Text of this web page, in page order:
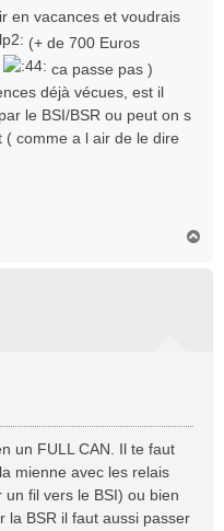
en vacances et voudrais
(+ de 700 Euros
ca passe pas )
déjà vécues, est il
le BSI/BSR ou peut on s
comme a l air de le dire
un FULL CAN. Il te faut
mienne avec les relais
fil vers le BSI) ou bien
la BSR il faut aussi passer